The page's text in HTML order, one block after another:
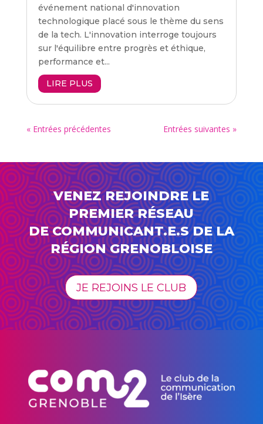
événement national d'innovation
technologique placé sous le thème du sens
de la tech. L'innovation interroge toujours
sur l'équilibre entre progrès et éthique,
performance et...
LIRE PLUS
« Entrées précédentes Entrées suivantes »
VENEZ REJOINDRE LE
PREMIER RÉSEAU
DE COMMUNICANT.E.S DE LA
RÉGION GRENOBLOISE
JE REJOINS LE CLUB